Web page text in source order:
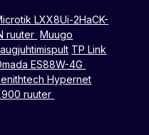
LXX8Ui-2HaCK-
ruuter Muugo
TP Link
ES88W-4G
Hypernet
ruuter